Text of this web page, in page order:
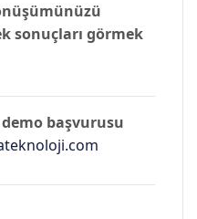
sonuçları görmek
başvurusu